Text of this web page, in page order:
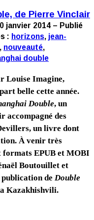
de Pierre Vinclair
janvier 2014 – Publié
: horizons, jean-
, nouveauté,
double
Louise Imagine,
belle cette année.
Double, un
accompagné des
un livre dont
À venir très
formats EPUB et MOBI
Boutouillet et
de Double
Kazakhishvili.